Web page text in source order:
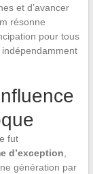
et d’avancer
résonne
pour tous
fut
d’exception,
génération par